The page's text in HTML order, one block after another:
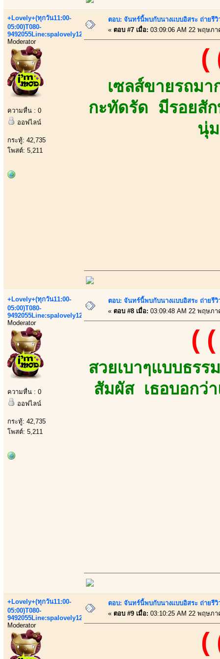
+Lovely+(ทุกวัน11:00-
05:00)T080-
9492055Line:spalovely123
Moderator
ความหื่น : 0
ออฟไลน์
กระทู้: 42,735
โพสต์: 5,211
ตอบ: จันทร์นี้พบกับนางเเบบอิสระ ถ่ายรี
« ตอบ #7 เมื่อ: 03:09:06 AM 22 พฤษภา
เซลส์ขายรถม
กะทัดรัด มีรอยสั
นุ่
+Lovely+(ทุกวัน11:00-
05:00)T080-
9492055Line:spalovely123
Moderator
ความหื่น : 0
ออฟไลน์
กระทู้: 42,735
โพสต์: 5,211
ตอบ: จันทร์นี้พบกับนางเเบบอิสระ ถ่ายรี
« ตอบ #8 เมื่อ: 03:09:48 AM 22 พฤษภา
((
สวยเบาๆแบบธร
สัมผัส เธอบอกว่
+Lovely+(ทุกวัน11:00-
05:00)T080-
9492055Line:spalovely123
Moderator
ตอบ: จันทร์นี้พบกับนางเเบบอิสระ ถ่ายรี
« ตอบ #9 เมื่อ: 03:10:25 AM 22 พฤษภา